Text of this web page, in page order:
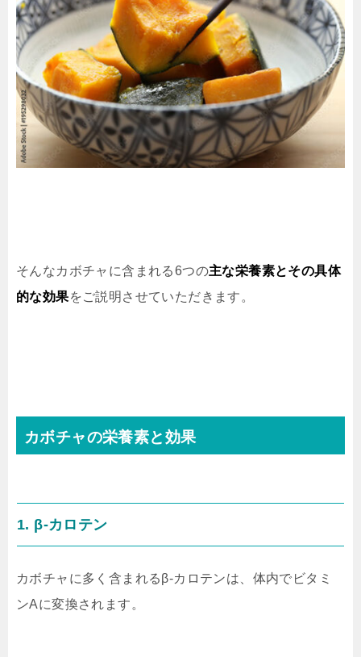
そんなカボチャに含まれる6つの主な栄養素とその具体
的な効果をご説明させていただきます。
カボチャの栄養素と効果
1. β-カロテン
カボチャに多く含まれるβ-カロテンは、体内でビタミ
ンAに変換されます。